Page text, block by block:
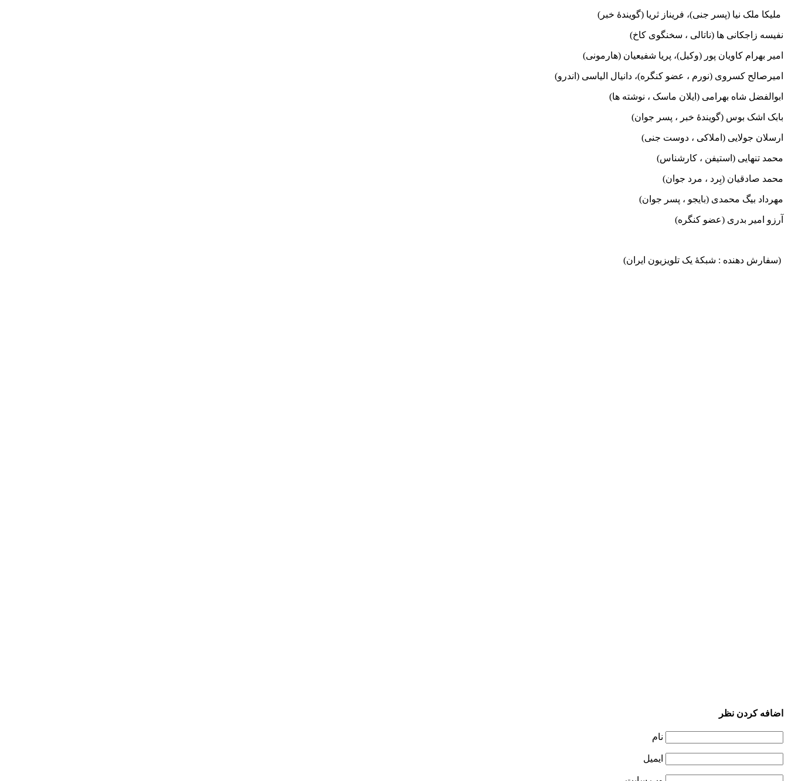
ملیکا ملک نیا (پسر جنی)، فریناز ثریا (گویندۀ خبر)
نفیسه زاجکانی ها (ناتالی ، سخنگوی کاخ)
امیر بهرام کاویان پور (وکیل)، پریا شفیعیان (هارمونی)
امیرصالح کسروی (نورم ، عضو کنگره)، دانیال الیاسی (اندرو)
ابوالفضل شاه بهرامی (ایلان ماسک ، نوشته ها)
بابک اشک بوس (گویندۀ خبر ، پسر جوان)
ارسلان جولایی (املاکی ، دوست جنی)
محمد تنهایی (استیفن ، کارشناس)
محمد صادقیان (بِرد ، مرد جوان)
مهرداد بیگ محمدی (بایجو ، پسر جوان)
آرزو امیر بدری (عضو کنگره)
(سفارش دهنده : شبکۀ یک تلویزیون ایران)
اضافه کردن نظر
نام
ایمیل